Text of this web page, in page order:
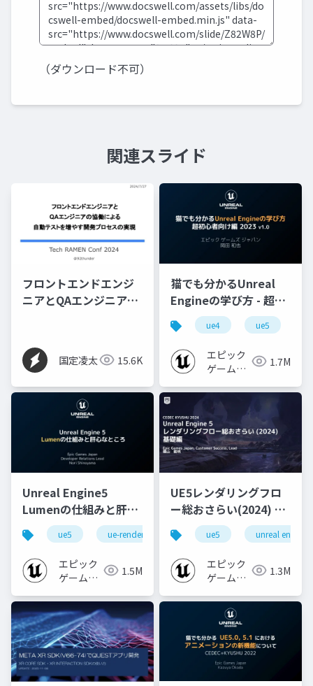
（ダウンロード不可）
関連スライド
フロントエンドエンジ
ニアとQAエンジニアの
国定凌太 15.6K
猫でも分かるUnreal
Engineの学び方 - 超初
心者向け編 - 2023 v1.0
ue4 ue5
エピック
ゲームズ
1.7M
Unreal Engine5
Lumenの仕組みと肝心
なところ
ue5 ue-rendering ue-lumen
エピック
ゲームズ
1.5M
UE5レンダリングフロ
ー総おさらい(2024) 基
礎編！
[CEDEC+KYUSHU
2024]
ue5 unreal engine
エピック
ゲームズ
1.3M